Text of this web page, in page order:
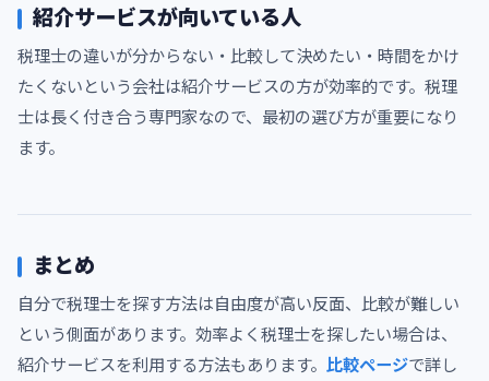
紹介サービスが向いている人
税理士の違いが分からない・比較して決めたい・時間をかけ
たくないという会社は紹介サービスの方が効率的です。税理
士は長く付き合う専門家なので、最初の選び方が重要になり
ます。
まとめ
自分で税理士を探す方法は自由度が高い反面、比較が難しい
という側面があります。効率よく税理士を探したい場合は、
紹介サービスを利用する方法もあります。 比較ページで詳し